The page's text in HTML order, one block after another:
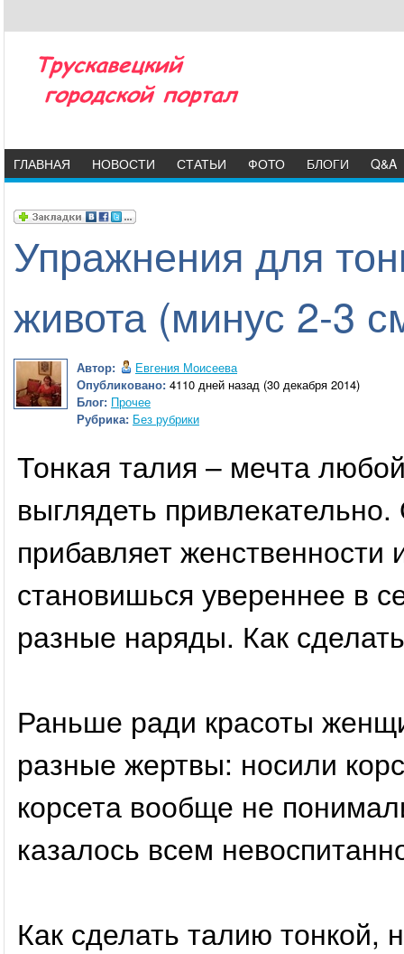
ГЛАВНАЯ НОВОСТИ СТАТЬИ ФОТО БЛОГИ Q&A
Упражнения для
живота (минус 2-3
Автор:
Евгения Моисеева
Опубликовано: 4110 дней назад (30 декабря 2014)
Блог: Прочее
Рубрика: Без рубрики
Тонкая талия – мечта
выглядеть
прибавляет женственности
становишься увереннее в
разные наряды. Как
Раньше ради красоты
разные жертвы: носили
корсета вообще не
казалось всем
Как сделать талию тонкой,